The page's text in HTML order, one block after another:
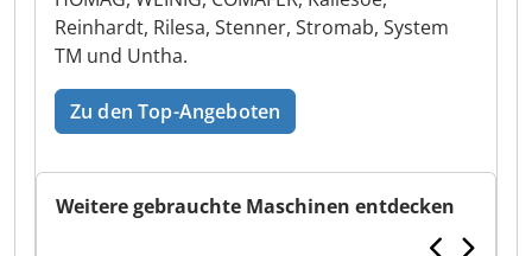
Reinhardt, Rilesa, Stenner, Stromab, System
TM und Untha.
Zu den Top-Angeboten
Weitere gebrauchte Maschinen entdecken